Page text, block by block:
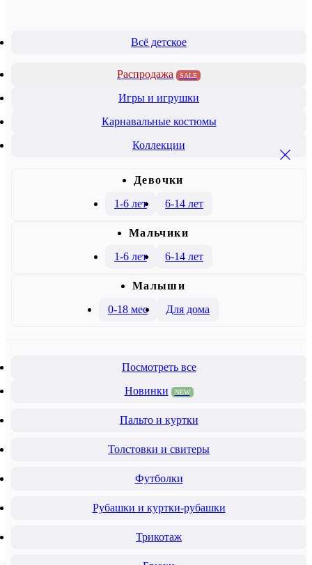
Всё детское
Распродажа SALE
Игры и игрушки
Карнавальные костюмы
Коллекции
Девочки
1-6 лет
6-14 лет
Mальчики
1-6 лет
6-14 лет
Малыши
0-18 мес
Для дома
Посмотреть все
Новинки
NEW
Пальто и куртки
Толстовки и свитеры
Футболки
Рубашки и куртки-рубашки
Трикотаж